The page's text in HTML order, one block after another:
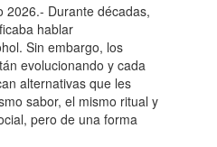
2026.- Durante décadas,
hablar
Sin embargo, los
evolucionando y cada
alternativas que les
sabor, el mismo ritual y
pero de una forma